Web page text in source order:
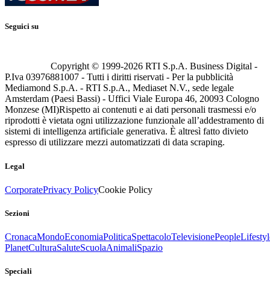
Seguici su
Copyright © 1999-2026 RTI S.p.A. Business Digital -
P.Iva 03976881007 - Tutti i diritti riservati - Per la pubblicità
Mediamond S.p.A. - RTI S.p.A., Mediaset N.V., sede legale
Amsterdam (Paesi Bassi) - Uffici Viale Europa 46, 20093 Cologno
Monzese (MI)Rispetto ai contenuti e ai dati personali trasmessi e/o
riprodotti è vietata ogni utilizzazione funzionale all’addestramento di
sistemi di intelligenza artificiale generativa. È altresì fatto divieto
espresso di utilizzare mezzi automatizzati di data scraping.
Legal
CorporatePrivacy PolicyCookie Policy
Sezioni
CronacaMondoEconomiaPoliticaSpettacoloTelevisionePeople
PlanetCulturaSaluteScuolaAnimaliSpazio
Speciali